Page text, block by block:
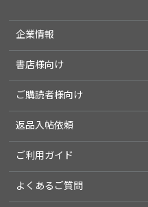
企業情報
書店様向け
ご購読者様向け
返品入帖依頼
ご利用ガイド
よくあるご質問